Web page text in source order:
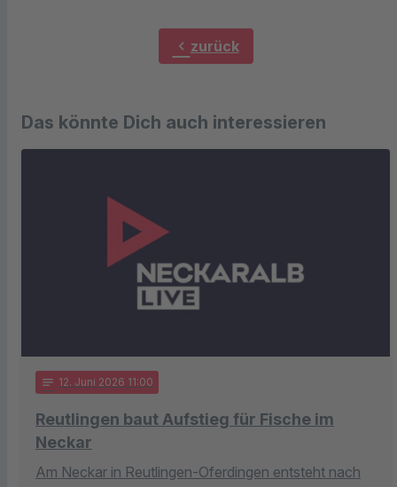
chevron_left zurück
Das könnte Dich auch interessieren
notes 12. Juni 2026 11:00
Reutlingen baut Aufstieg für Fische im
Neckar
Am Neckar in Reutlingen-Oferdingen entsteht nach